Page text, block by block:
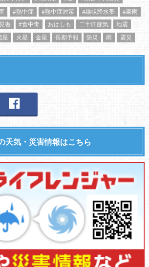
#熱中症 #熱中症対策 #線状降水帯
#豪雨
害 #食中毒 おはしも 二十四節気
地震
星 火星 金星 長期予報 防災 雨 震災
天気・災害情報はこちら